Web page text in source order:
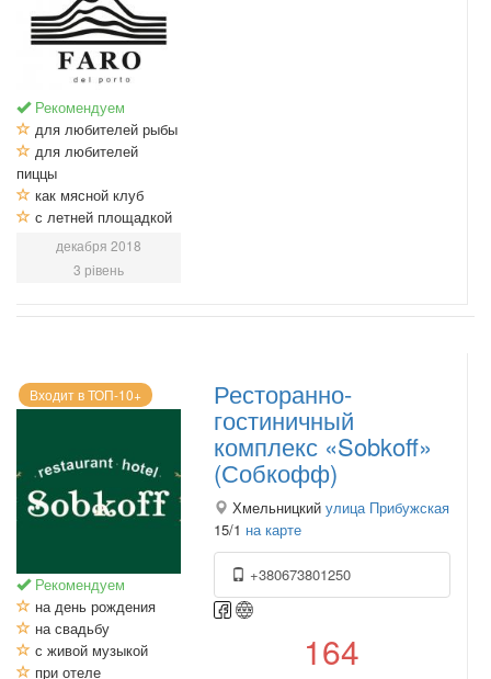
Рекомендуем
для любителей рыбы
для любителей
пиццы
как мясной клуб
с летней площадкой
декабря 2018
3 рівень
Входит в ТОП-10+
Рекомендуем
на день рождения
на свадьбу
с живой музыкой
при отеле
Ресторанно-
гостиничный
комплекс «Sobkoff»
(Собкофф)
Хмельницкий улица Прибужская
15/1 на карте
+380673801250
164